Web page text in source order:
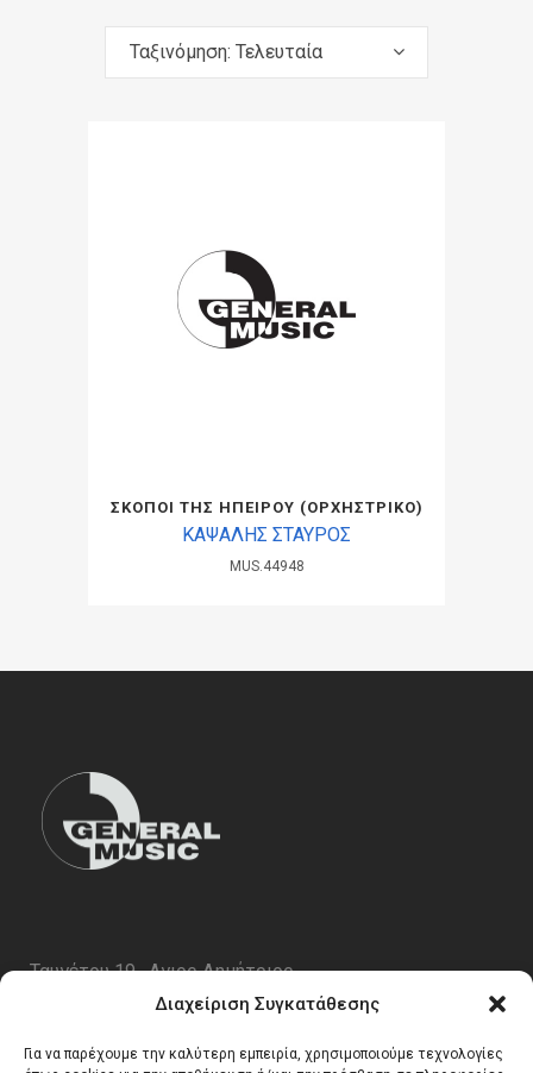
Διαχείριση Συγκατάθεσης
Για να παρέχουμε την καλύτερη εμπειρία, χρησιμοποιούμε τεχνολογίες
Ταξινόμηση: Τελευταία
ΣΚΟΠΟΙ ΤΗΣ ΗΠΕΙΡΟΥ (ΟΡΧΗΣΤΡΙΚΟ)
ΚΑΨΑΛΗΣ ΣΤΑΥΡΟΣ
MUS.44948
Ταυγέτου 19 , Αγιος Δημήτριος
email:info@generalmusic.gr